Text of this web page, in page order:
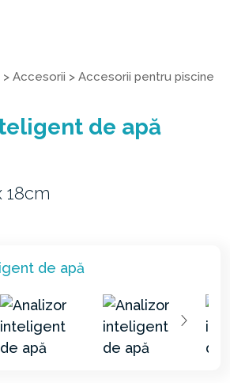
> Accesorii > Accesorii pentru piscine
de apă
18cm